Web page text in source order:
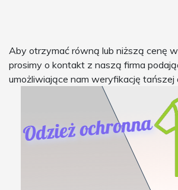
Aby otrzymać równą lub niższą cenę
prosimy o kontakt z naszą firma
umożliwiające nam weryfikację tańszej